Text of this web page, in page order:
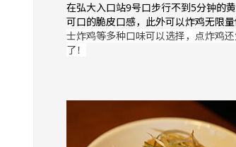
在弘大入口站9号口步行不到5分钟的
可口的脆皮口感，此外可以炸鸡无限
士炸鸡等多种口味可以选择，点炸鸡
了！